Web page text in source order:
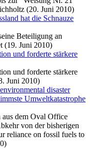
(20. Juni 2010)
hat die Schnauze
Beteiligung an
(19. Juni 2010)
und forderte stärkere
und forderte stärkere
Juni 2010)
disaster
Umweltkatastrophe
aus dem Oval Office
von der bisherigen
reliance on fossil fuels to